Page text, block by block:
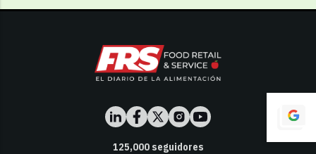
125,000seguidores